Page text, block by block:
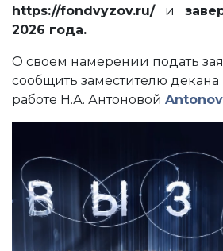
https://fondvyzov.ru/и
2026 года.
О своем намерении подать
сообщить заместителю декана
работе Н.А. Антоновой